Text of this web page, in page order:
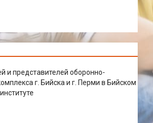
и представителей оборонно-
г. Бийска и г. Перми в Бийском